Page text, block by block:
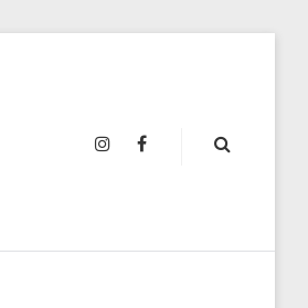
INSTAGRAMFACEBOOK